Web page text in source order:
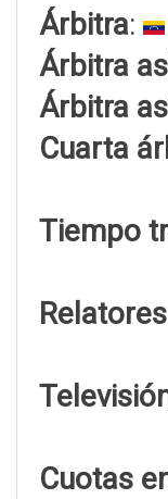
Árbitra:
Árbitra
Árbitra
Cuarta
Tiempo
Relatores
Cuotas